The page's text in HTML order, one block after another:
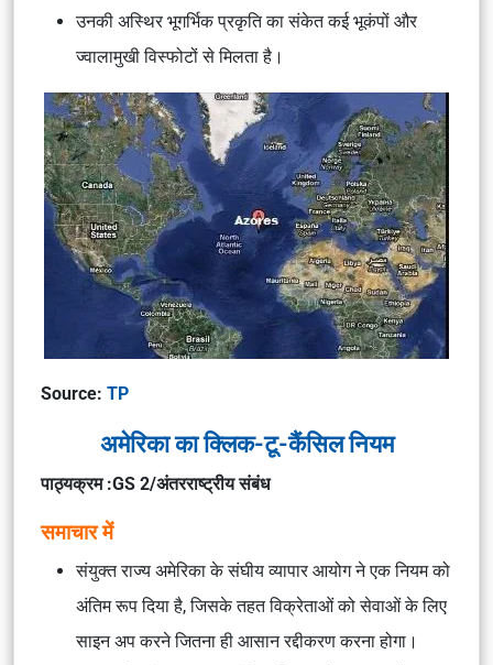
उनकी अस्थिर भूगर्भिक प्रकृति का संकेत कई भूकंपों और
ज्वालामुखी विस्फोटों से मिलता है।
Source: TP
अमेरिका का क्लिक-टू-कैंसिल नियम
पाठ्यक्रम :GS 2/अंतरराष्ट्रीय संबंध
समाचार में
संयुक्त राज्य अमेरिका के संघीय व्यापार आयोग ने एक नियम को
अंतिम रूप दिया है, जिसके तहत विक्रेताओं को सेवाओं के लिए
साइन अप करने जितना ही आसान रद्दीकरण करना होगा।